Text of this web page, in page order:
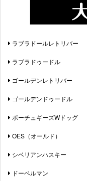
ラブラドールレトリバー
ラブラドゥードル
ゴールデンレトリバー
ゴールデンドゥードル
ポーチュギーズWドッグ
OES（オールド）
シベリアンハスキー
ドーベルマン